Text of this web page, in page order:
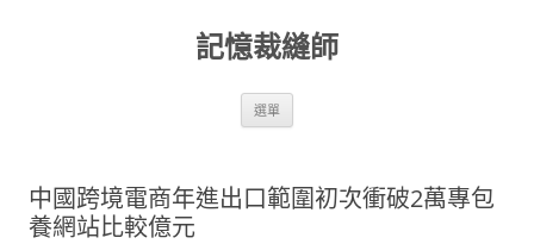
記憶裁縫師
選單
中國跨境電商年進出口範圍初次衝破2萬專包
養網站比較億元